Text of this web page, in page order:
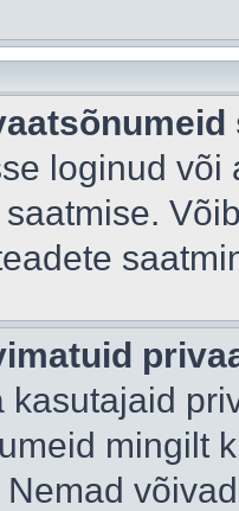
loginud
kasutajaid
mingilt